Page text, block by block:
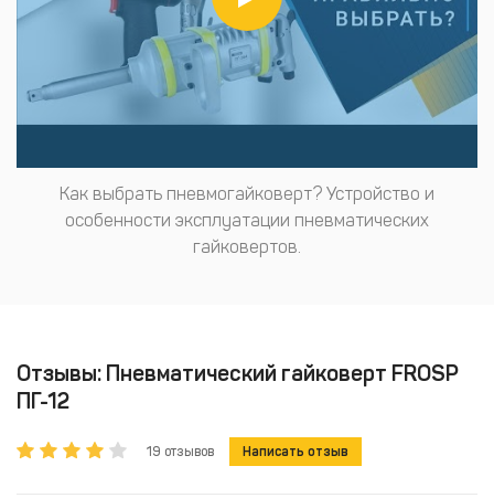
Как выбрать пневмогайковерт? Устройство и
особенности эксплуатации пневматических
гайковертов.
Отзывы: Пневматический гайковерт FROSP
ПГ-12
19 отзывов Написать отзыв